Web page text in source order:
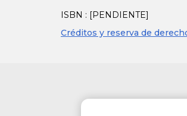
ISBN : [PENDIENTE]
Créditos y reserva de